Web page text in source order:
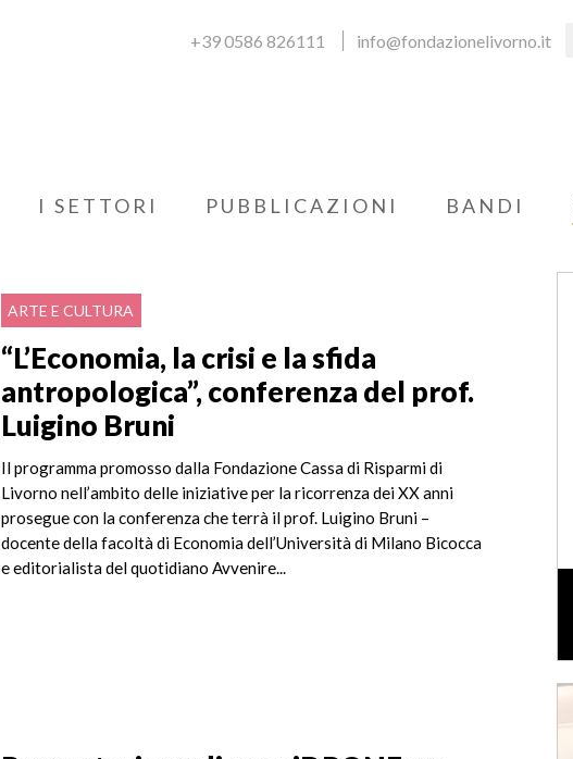
+39 0586 826111 info@fondazionelivorno.it
I SETTORI PUBBLICAZIONI BANDI
ARTE E CULTURA
“L’Economia, la crisi e la sfida
antropologica”, conferenza del prof.
Luigino Bruni
Il programma promosso dalla Fondazione Cassa di Risparmi di
Livorno nell’ambito delle iniziative per la ricorrenza dei XX anni
prosegue con la conferenza che terrà il prof. Luigino Bruni –
docente della facoltà di Economia dell’Università di Milano Bicocca
e editorialista del quotidiano Avvenire...